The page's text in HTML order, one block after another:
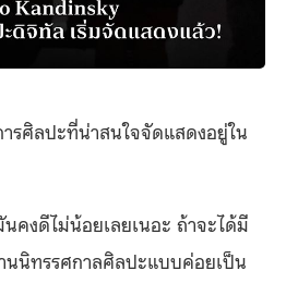
รศิลปะที่น่าสนใจจัดแสดงอยู่ใน
คงดีไม่น้อยเลยเนอะ ถ้าจะได้มี
นนิทรรศกาลศิลปะแบบค่อยเป็น